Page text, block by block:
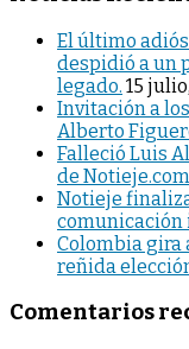
El último
despidió a un
legado. 15
Invitación a
Alberto
Falleció Luis
de Notieje.com
Notieje
comunicación
Colombia gira
reñida
Comentarios